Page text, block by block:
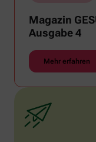
Magazin
Ausgabe 4
Mehr erfahren